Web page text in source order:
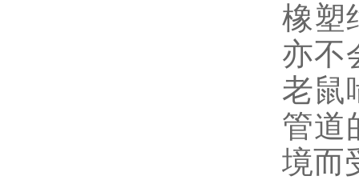
橡塑
亦不
老鼠
管道
境而